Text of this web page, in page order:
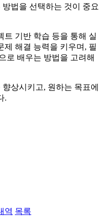
법을 선택하는 것이 중요
트 기반 학습 등을 통해 실
제 해결 능력을 키우며, 필
로 배우는 방법을 고려해
상시키고, 원하는 목표에
.
역 목록